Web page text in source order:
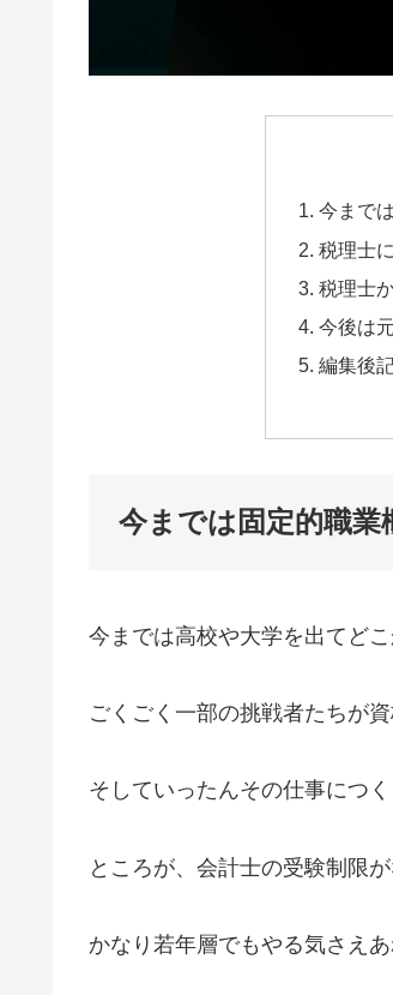
今まで
税理士
税理士
今後は
編集後
今までは固定的職業
今までは高校や大学を出てど
ごくごく一部の挑戦者たちが
そしていったんその仕事につ
ところが、会計士の受験制限
かなり若年層でもやる気さえ